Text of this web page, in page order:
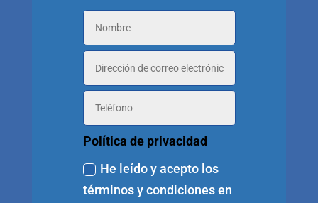
Política de privacidad
He leído y acepto los
términos y condiciones en